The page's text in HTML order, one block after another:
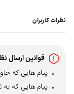
نظرات کاربران
قوانین ارسال
پیام هایی که
پیام هایی که به